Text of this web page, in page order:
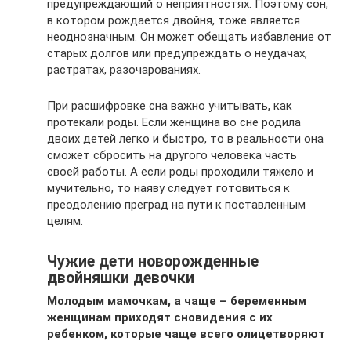
предупреждающий о неприятностях. Поэтому сон,
в котором рождается двойня, тоже является
неоднозначным. Он может обещать избавление от
старых долгов или предупреждать о неудачах,
растратах, разочарованиях.
При расшифровке сна важно учитывать, как
протекали роды. Если женщина во сне родила
двоих детей легко и быстро, то в реальности она
сможет сбросить на другого человека часть
своей работы. А если роды проходили тяжело и
мучительно, то наяву следует готовиться к
преодолению преград на пути к поставленным
целям.
Чужие дети новорожденные
двойняшки девочки
Молодым мамочкам, а чаще – беременным
женщинам приходят сновидения с их
ребенком, которые чаще всего олицетворяют